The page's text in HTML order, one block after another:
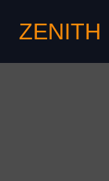
ZENITH